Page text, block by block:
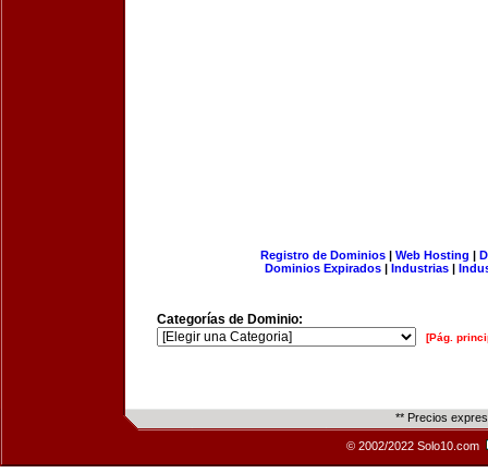
Registro de Dominios| Web Hosting |
Dominios Expirados | Industrias |
Categorías de Dominio:
[Pág.
** Precios
© 2002/2022 Solo10.com